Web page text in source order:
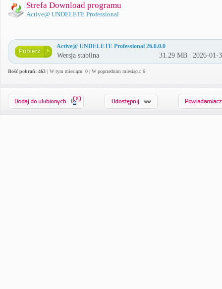
Strefa Download programu
Active@ UNDELETE Professional
Active@ UNDELETE Professional 26.0.0.0
Wersja stabilna 31.29 MB | 2026-01-
Ilość pobrań: 463 | W tym miesiącu: 0 | W poprzednim miesiącu: 6
0